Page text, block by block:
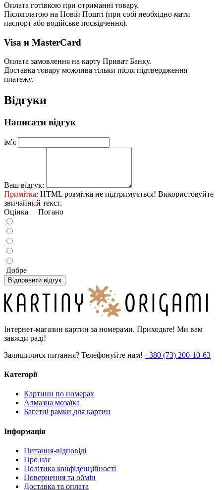
Оплата готівкою при отриманні товару.
Післяплатою на Новій Пошті (при собі необхідно мати
паспорт або водійське посвідчення).
Visa и MasterCard
Оплата замовлення на карту Приват Банку.
Доставка товару можлива тільки після підтвердження
платежу.
Відгуки
Написати відгук
ім'я
Ваш відгук:
Примітка: HTML розмітка не підтримується! Використовуйте
звичайний текст.
Оцінка Погано
Добре
Відправити відгук
Інтернет-магазин картин за номерами. Приходьте! Ми вам
завжди раді!
Залишилися питання? Телефонуйте нам! +380 (73) 200-10-63
Категорії
Картини по номерах
Алмазна мозаїка
Багетні рамки для картин
Інформація
Питання-відповіді
Про нас
Політика конфіденційності
Повернення та обмін
Доставка та оплата